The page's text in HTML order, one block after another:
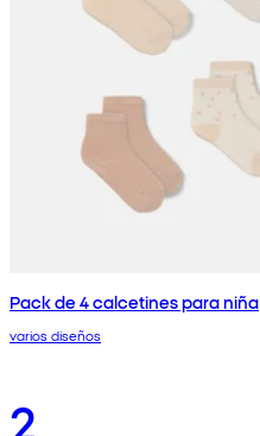
Pack de 4 calcetines para niña
varios diseños
2